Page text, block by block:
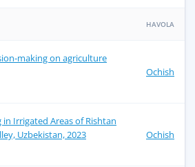
HAVOLA
making on agriculture
Ochish
Irrigated Areas of Rishtan
Uzbekistan, 2023
Ochish